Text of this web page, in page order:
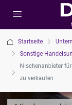
Startseite
Sonstige
Nischenanbieter
zu verkaufen